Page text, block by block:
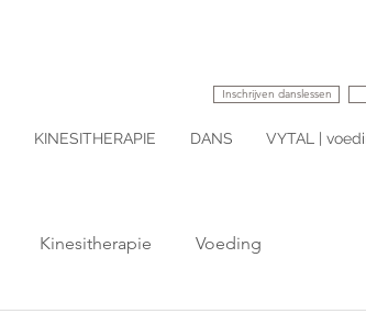
Inschrijven danslessen
KINESITHERAPIE DANS VYTAL |
Kinesitherapie Voeding